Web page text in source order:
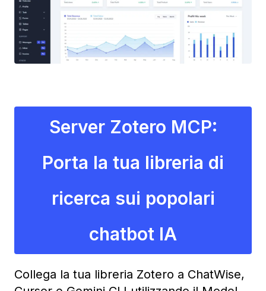
Server Zotero MCP:
Porta la tua libreria di
ricerca sui popolari
chatbot IA
Collega la tua libreria Zotero a ChatWise,